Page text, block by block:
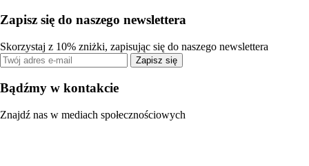
Zapisz się do naszego newslettera
Skorzystaj z 10% zniżki, zapisując się do naszego newslettera
Zapisz się
Bądźmy w kontakcie
Znajdź nas w mediach społecznościowych